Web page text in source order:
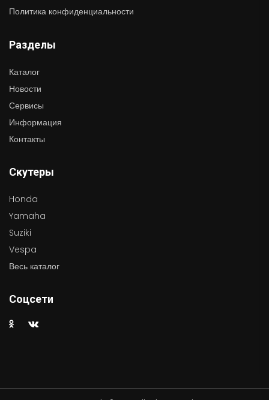
Политика конфиденциальности
Разделы
Каталог
Новости
Сервисы
Информация
Контакты
Скутеры
Honda
Yamaha
Suziki
Vespa
Весь каталог
Соцсети